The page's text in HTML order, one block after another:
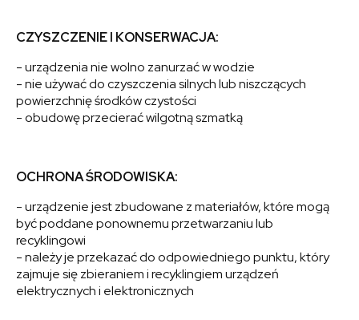
CZYSZCZENIE I KONSERWACJA:
- urządzenia nie wolno zanurzać w wodzie
- nie używać do czyszczenia silnych lub niszczących
powierzchnię środków czystości
- obudowę przecierać wilgotną szmatką
OCHRONA ŚRODOWISKA:
- urządzenie jest zbudowane z materiałów, które mogą
być poddane ponownemu przetwarzaniu lub
recyklingowi
- należy je przekazać do odpowiedniego punktu, który
zajmuje się zbieraniem i recyklingiem urządzeń
elektrycznych i elektronicznych